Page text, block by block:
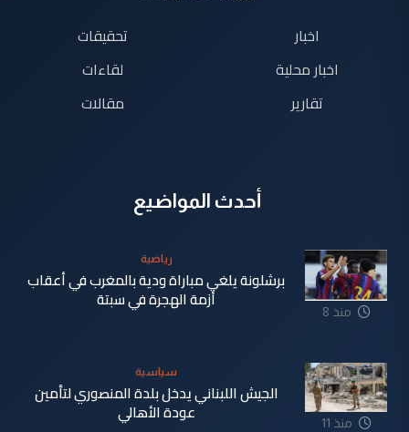
اخبار
اخبار محلية
تقارير
تحقيقات
لقاءات
مقالات
أحدث المواضيع
منذ 8
رياضية
برشلونة يلغي مباراة ودية بالمغرب في أعقاب
أزمة الهجرة في سبتة
منذ 11
سياسية
الجيش اللبناني يدخل بلدة المنصوري لتأمين
عودة الأهالي